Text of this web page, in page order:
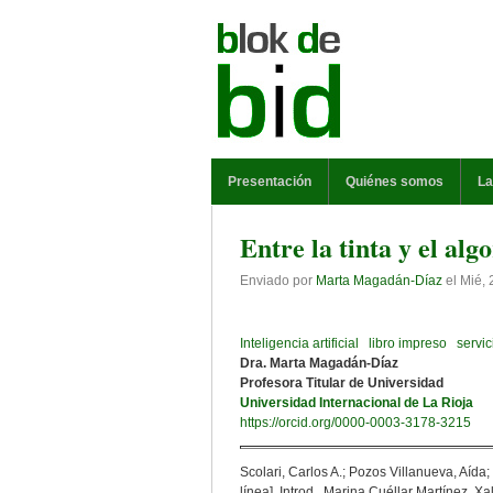
Presentación Quiénes somos
Entre la tinta y el
Enviado por Marta Magadán-Díaz el Mié,
Inteligencia artificial libro impreso
Dra. Marta Magadán-Díaz
Profesora Titular de Universidad
Universidad Internacional de La Rioja
https://orcid.org/0000-0003-3178-3215
Scolari, Carlos A.; Pozos Villanueva,